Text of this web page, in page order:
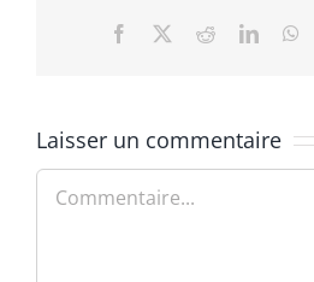
Facebook Reddit
Laisser un commentaire
Commentaire